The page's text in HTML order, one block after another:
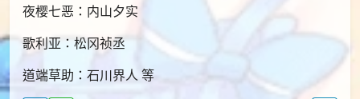
夜樱七恶：内山夕实
歌利亚：松冈祯丞
道端草助：石川界人 等